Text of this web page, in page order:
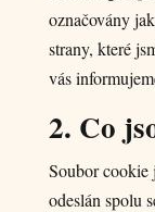
označovány
strany, které
vás
2. Co
Soubor cookie
odeslán spolu